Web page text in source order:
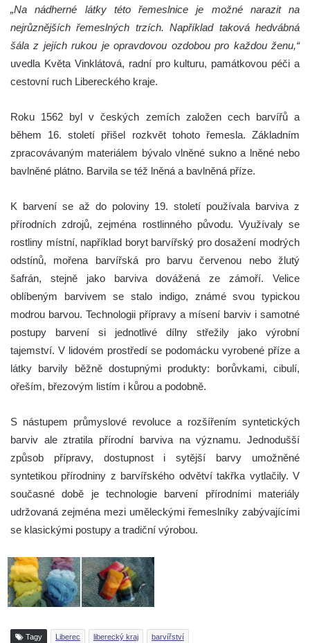
„Na nádherné látky této řemeslnice je možné narazit na
nejrůznějších řemeslných trzích. Například taková hedvábná
šála z jejích rukou je opravdovou ozdobou pro každou ženu,“
uvedla Květa Vinklátová, radní pro kulturu, památkovou péči a
cestovní ruch Libereckého kraje.
Roku 1562 byl v českých zemích založen cech barvířů a
během 16. století přišel rozkvět tohoto řemesla. Základním
zpracovávaným materiálem bývalo vlněné sukno a lněné nebo
bavlněné plátno. Barvila se též lněná a bavlněná příze.
K barvení se až do poloviny 19. století používala barviva z
přírodních zdrojů, zejména rostlinného původu. Využívaly se
rostliny místní, například boryt barvířský pro dosažení modrých
odstínů, mořena barvířská pro barvu červenou nebo žlutý
šafrán, stejně jako barviva dovážená ze zámoří. Velice
oblíbeným barvivem se stalo indigo, známé svou typickou
modrou barvou. Technologii přípravy a mísení barviv i samotné
postupy barvení si jednotlivé dílny střežily jako výrobní
tajemství. V lidovém prostředí se podomácku vyrobené příze a
látky barvily běžně dostupnými produkty: borůvkami, cibulí,
ořeším, březovým listím i kůrou a podobně.
S nástupem průmyslové revoluce a rozšířením syntetických
barviv ale ztratila přírodní barviva na významu. Jednodušší
způsob přípravy, dostupnost i sytější barvy umožněné
syntetikou přírodniny z barvířského odvětví takřka vytlačily. V
současné době je technologie barvení přírodními materiály
udržovaná zejména mezi uměleckými řemeslníky zabývajícími
se klasickými postupy a tradiční výrobou.
Tagy Liberec liberecký kraj barvířství